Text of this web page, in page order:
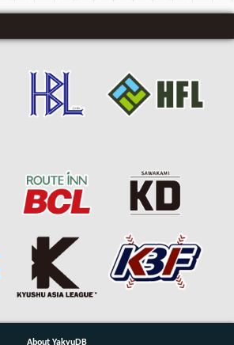
About YakyuDB